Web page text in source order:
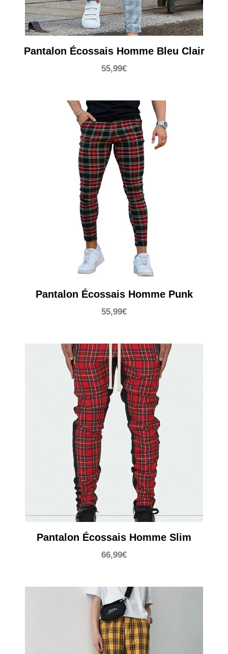
Pantalon Écossais Homme Bleu Clair
55,99€
Pantalon Écossais Homme Punk
55,99€
Pantalon Écossais Homme Slim
66,99€